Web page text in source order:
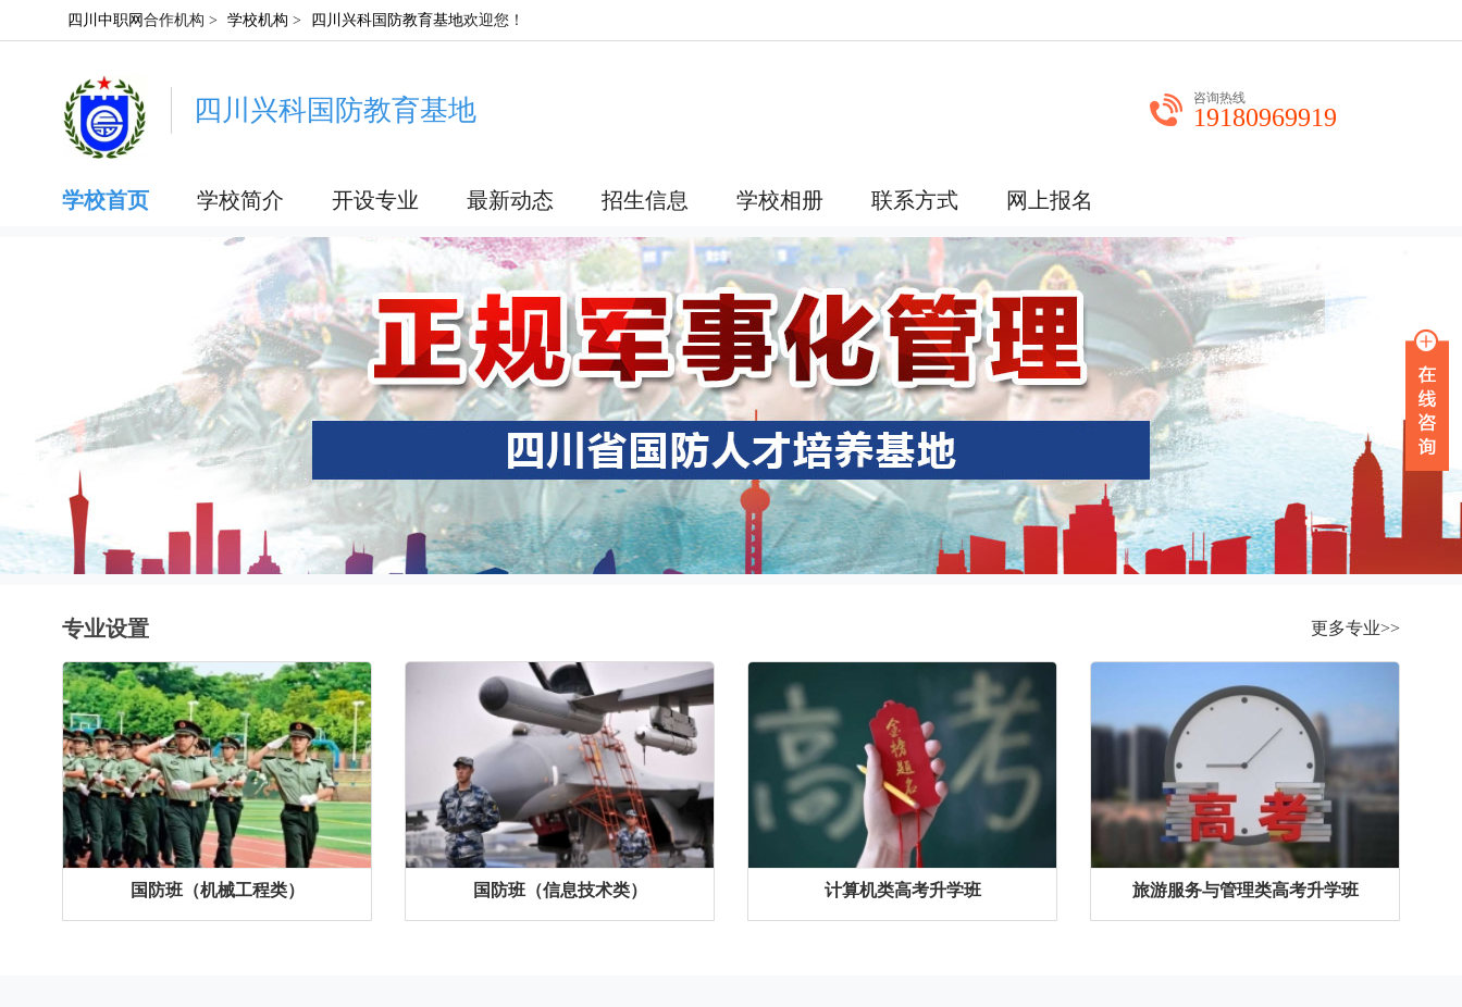
四川中职网 合作机构 > 学校机构 > 四川兴科国防教育基地欢迎您！
四川兴科国防教育基地 咨询热线
19180969919
学校首页 学校简介 开设专业 最新动态 招生信息 学校相册 联系方式 网上报名
专业设置 更多专业>>
国防班（机械工程类） 国防班（信息技术类） 计算机类高考升学班 旅游服务与管理类高考升学班